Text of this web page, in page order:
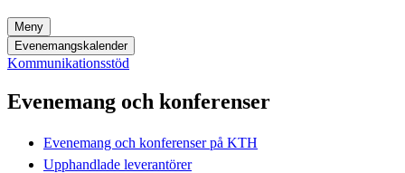
Meny
Evenemangskalender
Kommunikationsstöd
Evenemang och konferenser
Evenemang och konferenser på KTH
Upphandlade leverantörer